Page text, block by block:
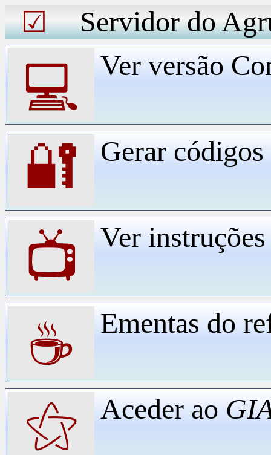
☑ Servidor do
💻 Ver versão
🔐 Gerar
📺 Ver
☕ Ementas do
⚝ Aceder ao